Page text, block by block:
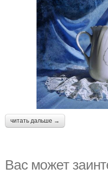
читать дальше →
Вас может